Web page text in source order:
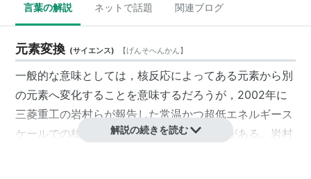
言葉の解説 ネットで話題 関連ブログ
元素変換 (サイエンス) 【げんそへんかん】
一般的な意味としては，核反応によってある元素から別
の元素へ変化することを意味するだろうが，2002年に
三菱重工の岩村らが報告した常温かつ超低エネルギース
ケールでの核反応を指して用いられる場合がある。岩村
解説の続きを読む